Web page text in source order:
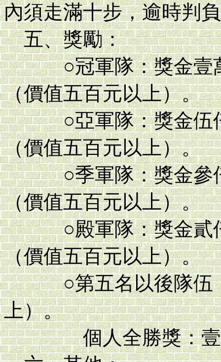
內須走滿十步，逾時判
五、獎勵：
○冠軍隊：獎金壹萬
（價值五百元以上）。
○亞軍隊：獎金伍仟
（價值五百元以上）。
○季軍隊：獎金參仟
（價值五百元以上）。
○殿軍隊：獎金貳仟
（價值五百元以上）。
○第五名以後隊伍：
上）。
個人全勝獎：壹